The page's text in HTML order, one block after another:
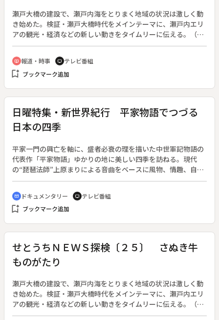
瀬戸大橋の建設で、瀬戸内海をとりまく地域の状況は激しく動
き始めた。検証・瀬戸大橋時代をメインテーマに、瀬戸内エリ
アの観光・経済などの新しい動きをタイムリーに伝える。（１
９８８年５月７日～１９８９年９月３０日、全６９回）
ondemand_video 報道・時事 tv テレビ番組
bookmark_add ブックマーク追加
日曜特集・新世界紀行 平家物語でつづる
日本の四季
平家一門の興亡を軸に、盛者必衰の理を描いた中世軍記物語の
代表作「平家物語」ゆかりの地に美しい四季を訪ねる。現代
の“琵琶法師”上原まりによる音曲をベースに風物、情趣、自然
美を織り交ぜながら、人間の歴史と追想の中に日本の美を求め
る。
cinematic_blur ドキュメンタリー tv テレビ番組
bookmark_add ブックマーク追加
せとうちＮＥＷＳ探検〔２５〕 さぬき牛
ものがたり
瀬戸大橋の建設で、瀬戸内海をとりまく地域の状況は激しく動
き始めた。検証・瀬戸大橋時代をメインテーマに、瀬戸内エリ
アの観光・経済などの新しい動きをタイムリーに伝える。（１
９８８年５月７日～１９８９年９月３０日、全６９回）